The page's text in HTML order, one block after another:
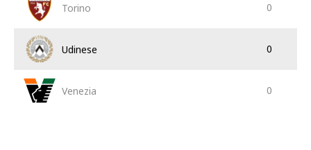
Torino 0
Udinese 0
Venezia 0